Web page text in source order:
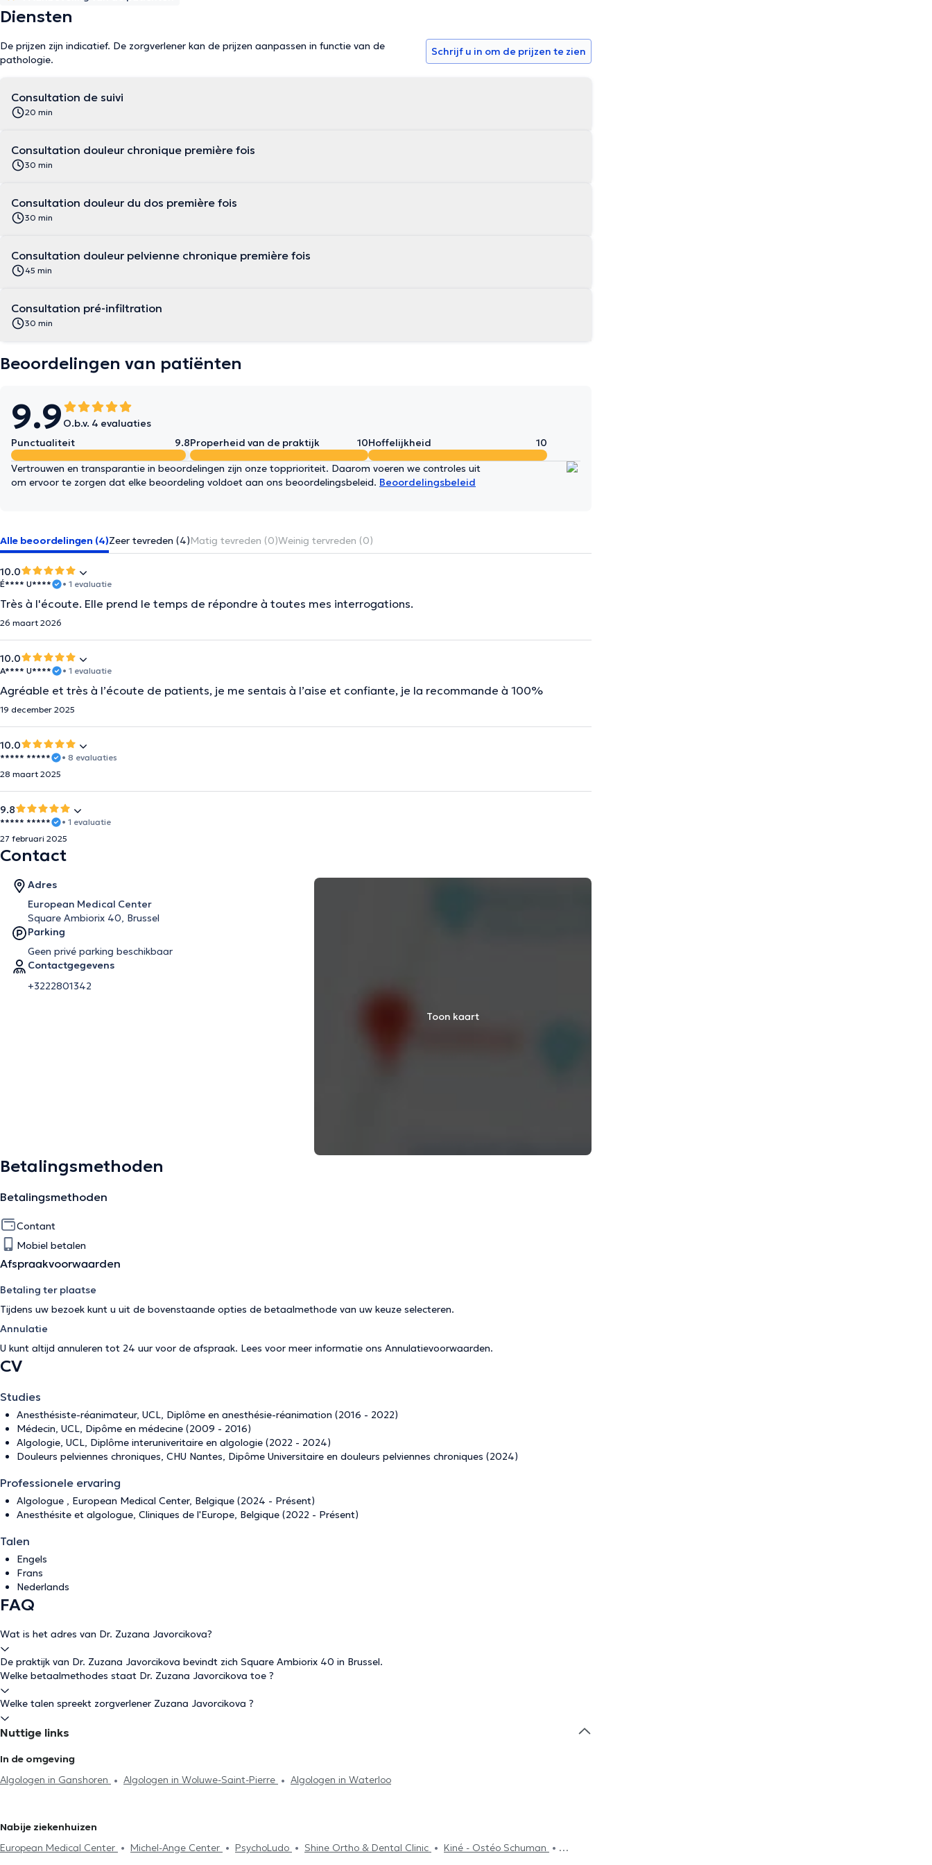
Diensten
De prijzen zijn indicatief. De zorgverlener kan de prijzen aanpassen in functie van de
pathologie.
Schrijf u in om de prijzen te zien
Consultation de suivi
20 min
Consultation douleur chronique première fois
30 min
Consultation douleur du dos première fois
30 min
Consultation douleur pelvienne chronique première fois
45 min
Consultation pré-infiltration
30 min
Beoordelingen van patiënten
9.9 O.b.v. 4 evaluaties
Punctualiteit
9.8Properheid van de praktijk 10Hoffelijkheid 10
Vertrouwen en transparantie in beoordelingen zijn onze topprioriteit. Daarom voeren we controles uit
om ervoor te zorgen dat elke beoordeling voldoet aan ons beoordelingsbeleid. Beoordelingsbeleid
Alle beoordelingen (4)Zeer tevreden (4)Matig tevreden (0)Weinig tervreden (0)
10.0
É**** U**** • 1 evaluatie
Très à l'écoute. Elle prend le temps de répondre à toutes mes interrogations.
26 maart 2026
10.0
A**** U**** • 1 evaluatie
Agréable et très à l’écoute de patients, je me sentais à l’aise et confiante, je la recommande à 100%
19 december 2025
10.0
***** *****
• 8 evaluaties
28 maart 2025
9.8
***** *****
• 1 evaluatie
27 februari 2025
Contact
Adres
European Medical Center
Square Ambiorix 40, Brussel
Parking
Geen privé parking beschikbaar
Contactgegevens
+3222801342
Toon kaart
Betalingsmethoden
Betalingsmethoden
Contant
Mobiel betalen
Afspraakvoorwaarden
Betaling ter plaatse
Tijdens uw bezoek kunt u uit de bovenstaande opties de betaalmethode van uw keuze selecteren.
Annulatie
U kunt altijd annuleren tot 24 uur voor de afspraak. Lees voor meer informatie ons Annulatievoorwaarden.
CV
Studies
Anesthésiste-réanimateur, UCL, Diplôme en anesthésie-réanimation (2016 - 2022)
Médecin, UCL, Dipôme en médecine (2009 - 2016)
Algologie, UCL, Diplôme interuniveritaire en algologie (2022 - 2024)
Douleurs pelviennes chroniques, CHU Nantes, Dipôme Universitaire en douleurs pelviennes chroniques (2024)
Professionele ervaring
Algologue , European Medical Center, Belgique (2024 - Présent)
Anesthésite et algologue, Cliniques de l'Europe, Belgique (2022 - Présent)
Talen
Engels
Frans
Nederlands
FAQ
Wat is het adres van Dr. Zuzana Javorcikova?
De praktijk van Dr. Zuzana Javorcikova bevindt zich Square Ambiorix 40 in Brussel.
Welke betaalmethodes staat Dr. Zuzana Javorcikova toe ?
Welke talen spreekt zorgverlener Zuzana Javorcikova ?
Nuttige links
In de omgeving
Algologen in Ganshoren
Algologen in Woluwe-Saint-Pierre Algologen in Waterloo
Nabije ziekenhuizen
European Medical Center
Michel-Ange Center PsychoLudo Shine Ortho & Dental Clinic
Kiné - Ostéo Schuman